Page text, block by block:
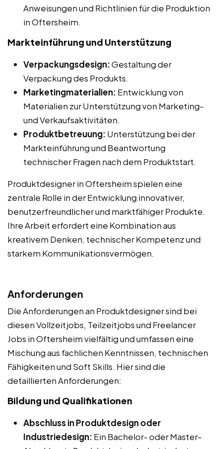
Anweisungen und Richtlinien für die Produktion
in Oftersheim.
Markteinführung und Unterstützung
Verpackungsdesign:Gestaltung der
Verpackung des Produkts.
Marketingmaterialien: Entwicklung von
Materialien zur Unterstützung von Marketing-
und Verkaufsaktivitäten.
Produktbetreuung: Unterstützung bei der
Markteinführung und Beantwortung
technischer Fragen nach dem Produktstart.
Produktdesigner in Oftersheim spielen eine
zentrale Rolle in der Entwicklung innovativer,
benutzerfreundlicher und marktfähiger Produkte.
Ihre Arbeit erfordert eine Kombination aus
kreativem Denken, technischer Kompetenz und
starkem Kommunikationsvermögen.
Anforderungen
Die Anforderungen an Produktdesigner sind bei
diesen Vollzeitjobs, Teilzeitjobs und Freelancer
Jobs in Oftersheim vielfältig und umfassen eine
Mischung aus fachlichen Kenntnissen, technischen
Fähigkeiten und Soft Skills. Hier sind die
detaillierten Anforderungen:
Bildung und Qualifikationen
Abschluss in Produktdesign oder
Industriedesign: Ein Bachelor- oder Master-